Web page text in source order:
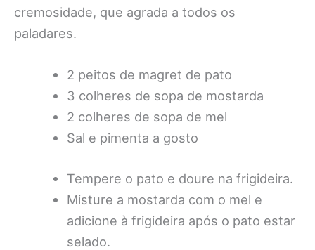
cremosidade, que agrada a todos os
paladares.
2 peitos de magret de pato
3 colheres de sopa de mostarda
2 colheres de sopa de mel
Sal e pimenta a gosto
Tempere o pato e doure na frigideira.
Misture a mostarda com o mel e
adicione à frigideira após o pato estar
selado.